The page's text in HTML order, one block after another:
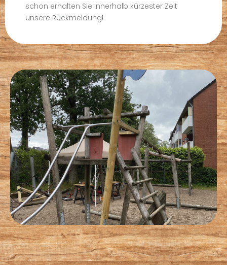
schon erhalten Sie innerhalb kürzester Zeit
unsere Rückmeldung!